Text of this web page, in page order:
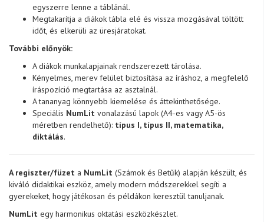
egyszerre lenne a táblánál.
Megtakarítja a diákok tábla elé és vissza mozgásával töltött
időt, és elkerüli az üresjáratokat.
További előnyök:
A diákok munkalapjainak rendszerezett tárolása.
Kényelmes, merev felület biztosítása az íráshoz, a megfelelő
íráspozíció megtartása az asztalnál.
A tananyag könnyebb kiemelése és áttekinthetősége.
Speciális NumLit vonalazású lapok (A4-es vagy A5-ös
méretben rendelhető): típus I, típus II, matematika,
diktálás.
A regiszter/füzet a NumLit (Számok és Betűk) alapján készült, és
kiváló didaktikai eszköz, amely modern módszerekkel segíti a
gyerekeket, hogy játékosan és példákon keresztül tanuljanak.
NumLit egy harmonikus oktatási eszközkészlet.